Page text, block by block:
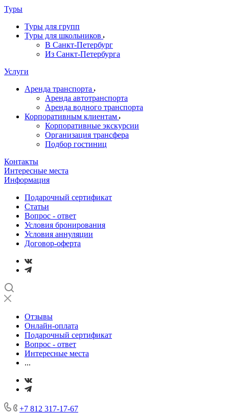
Туры
Туры для групп
Туры для школьников
В Санкт-Петербург
Из Санкт-Петербурга
Услуги
Аренда транспорта
Аренда автотранспорта
Аренда водного транспорта
Корпоративным клиентам
Корпоративные экскурсии
Организация трансфера
Подбор гостиниц
Контакты
Интересные места
Информация
Подарочный сертификат
Статьи
Вопрос - ответ
Условия бронирования
Условия аннуляции
Договор-оферта
Отзывы
Онлайн-оплата
Подарочный сертификат
Вопрос - ответ
Интересные места
...
+7 812 317-17-67